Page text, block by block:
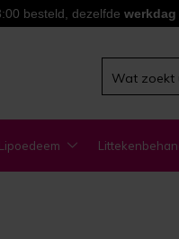
besteld, dezelfde werkdag
Lipoedeem